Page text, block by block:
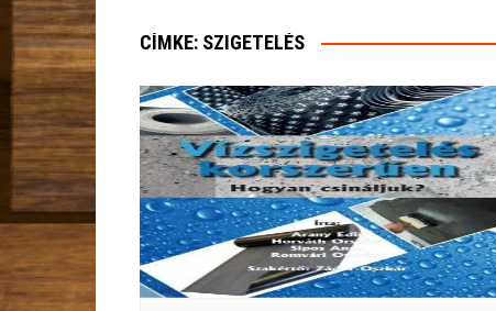
CÍMKE: SZIGETELÉS